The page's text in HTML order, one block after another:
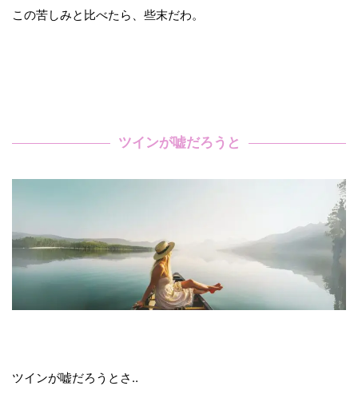
この苦しみと比べたら、些末だわ。
ツインが嘘だろうと
ツインが嘘だろうとさ‥